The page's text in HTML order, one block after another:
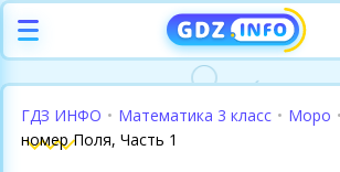
ГДЗ ИНФО • Математика 3 класс • Моро •
номер Поля, Часть 1